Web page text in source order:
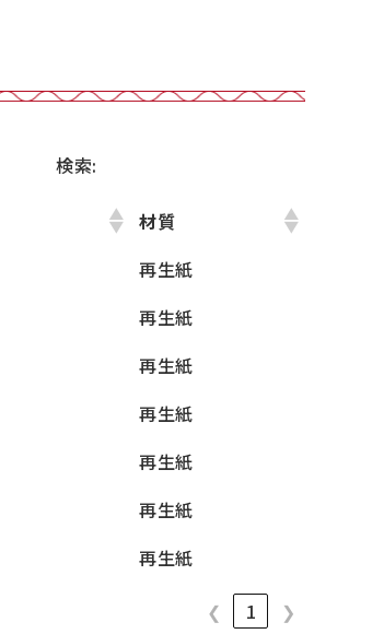
検索:
材質
再生紙
再生紙
再生紙
再生紙
再生紙
再生紙
再生紙
❮ 1 ❯